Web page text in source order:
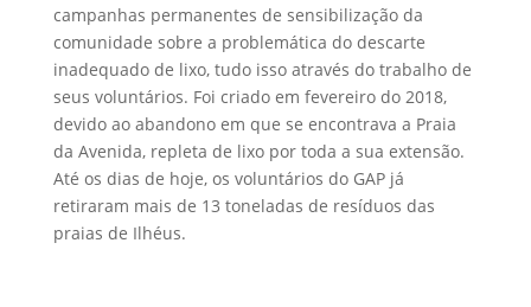
campanhas permanentes de sensibilização da
comunidade sobre a problemática do descarte
inadequado de lixo, tudo isso através do trabalho de
seus voluntários. Foi criado em fevereiro do 2018,
devido ao abandono em que se encontrava a Praia
da Avenida, repleta de lixo por toda a sua extensão.
Até os dias de hoje, os voluntários do GAP já
retiraram mais de 13 toneladas de resíduos das
praias de Ilhéus.